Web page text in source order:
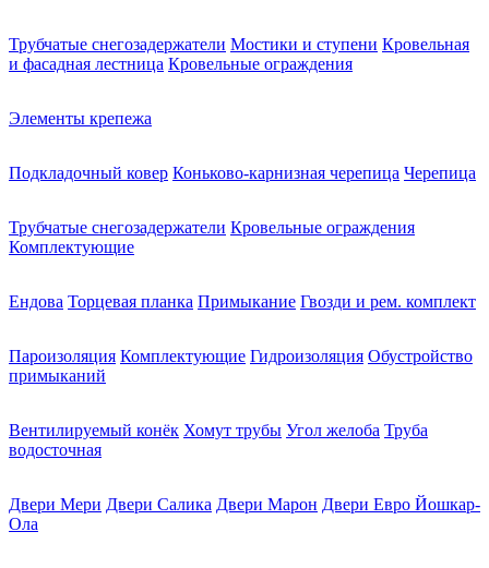
Трубчатые снегозадержатели Мостики и ступени Кровельная
и фасадная лестница Кровельные ограждения
Элементы крепежа
Подкладочный ковер Коньково-карнизная черепица Черепица
Трубчатые снегозадержатели Кровельные ограждения
Комплектующие
Ендова Торцевая планка Примыкание Гвозди и рем. комплект
Пароизоляция Комплектующие Гидроизоляция Обустройство
примыканий
Вентилируемый конёк Хомут трубы Угол желоба Труба
водосточная
Двери Мери Двери Салика Двери Марон Двери Евро Йошкар-
Ола